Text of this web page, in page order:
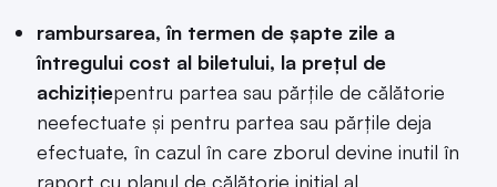
rambursarea, în termen de şapte zile a
întregului cost al biletului, la preţul de
achiziţiepentru partea sau părţile de călătorie
neefectuate şi pentru partea sau părţile deja
efectuate, în cazul în care zborul devine inutil în
raport cu planul de călătorie iniţial al